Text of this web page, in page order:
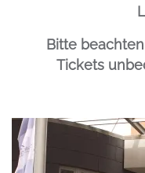
Bitte
Tickets